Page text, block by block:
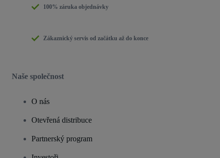
100% záruka objednávky
Zákaznický servis od začátku až do konce
Naše společnost
O nás
Otevřená distribuce
Partnerský program